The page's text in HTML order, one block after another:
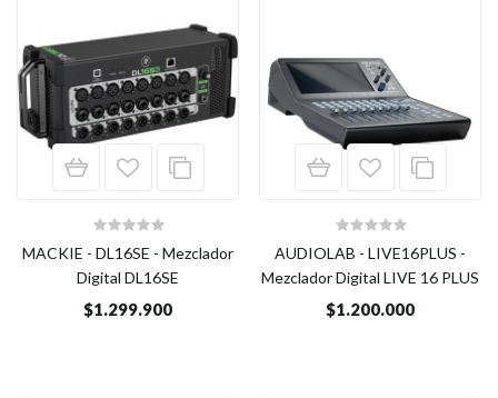
MACKIE - DL16SE - Mezclador
Digital DL16SE
$1.299.900
AUDIOLAB - LIVE16PLUS -
Mezclador Digital LIVE 16 PLUS
$1.200.000